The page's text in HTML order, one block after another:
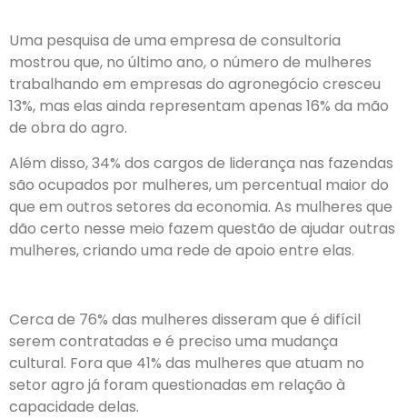
Uma pesquisa de uma empresa de consultoria
mostrou que, no último ano, o número de mulheres
trabalhando em empresas do agronegócio cresceu
13%, mas elas ainda representam apenas 16% da mão
de obra do agro.
Além disso, 34% dos cargos de liderança nas fazendas
são ocupados por mulheres, um percentual maior do
que em outros setores da economia. As mulheres que
dão certo nesse meio fazem questão de ajudar outras
mulheres, criando uma rede de apoio entre elas.
Cerca de 76% das mulheres disseram que é difícil
serem contratadas e é preciso uma mudança
cultural. Fora que 41% das mulheres que atuam no
setor agro já foram questionadas em relação à
capacidade delas.